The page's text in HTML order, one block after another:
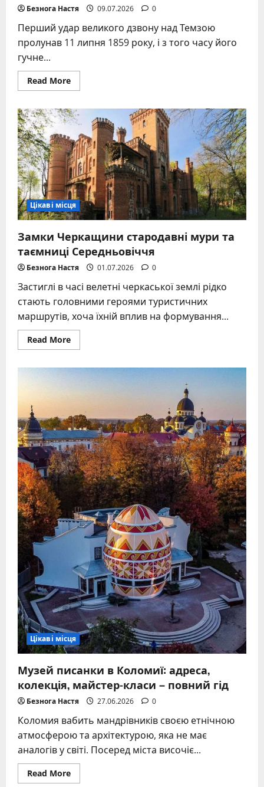
Безнога Настя 09.07.2026 0
Перший удар великого дзвону над Темзою
пролунав 11 липня 1859 року, і з того часу його
гучне...
Read MoreRead
more
знаходиться
Біг-
у
Лондоні
точне
розташування,
адреса,
карта
Цікаві місця
Замки Черкащини стародавні мури та
таємниці Середньовіччя
Безнога Настя 01.07.2026 0
Застиглі в часі велетні черкаської землі рідко
стають головними героями туристичних
маршрутів, хоча їхній вплив на формування...
Read MoreRead
more
Черкащини
стародавні
мури
та
таємниці
Середньовіччя
Цікаві місця
Музей писанки в Коломиї: адреса,
колекція, майстер-класи – повний гід
Безнога Настя 27.06.2026 0
Коломия вабить мандрівників своєю етнічною
атмосферою та архітектурою, яка не має
аналогів у світі. Посеред міста височіє...
Read MoreRead
more